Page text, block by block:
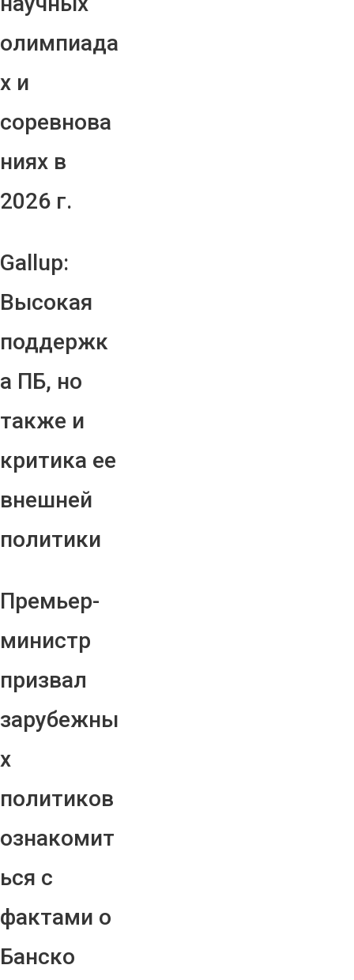
олимпиада
х и
соревнова
ниях в
2026 г.
Gallup:
Высокая
поддержк
а ПБ, но
также и
критика ее
внешней
политики
Премьер-
министр
призвал
зарубежны
х
политиков
ознакомит
ься с
фактами о
Банско